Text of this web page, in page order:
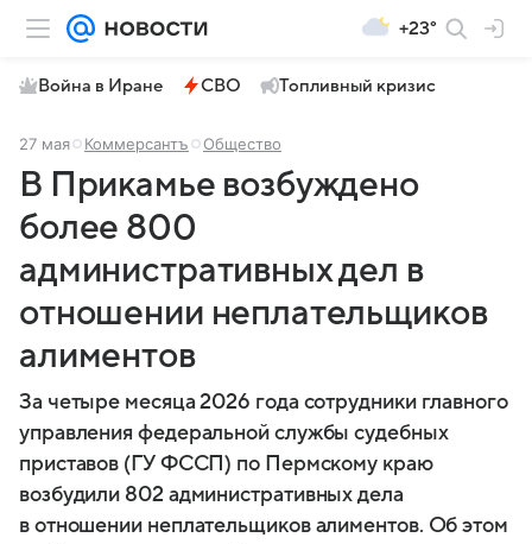
+23°
Война в Иране СВО Топливный кризис
27 мая Коммерсантъ Общество
В Прикамье возбуждено
более 800
административных дел в
отношении неплательщиков
алиментов
За четыре месяца 2026 года сотрудники главного
управления федеральной службы судебных
приставов (ГУ ФССП) по Пермскому краю
возбудили 802 административных дела
в отношении неплательщиков алиментов. Об этом